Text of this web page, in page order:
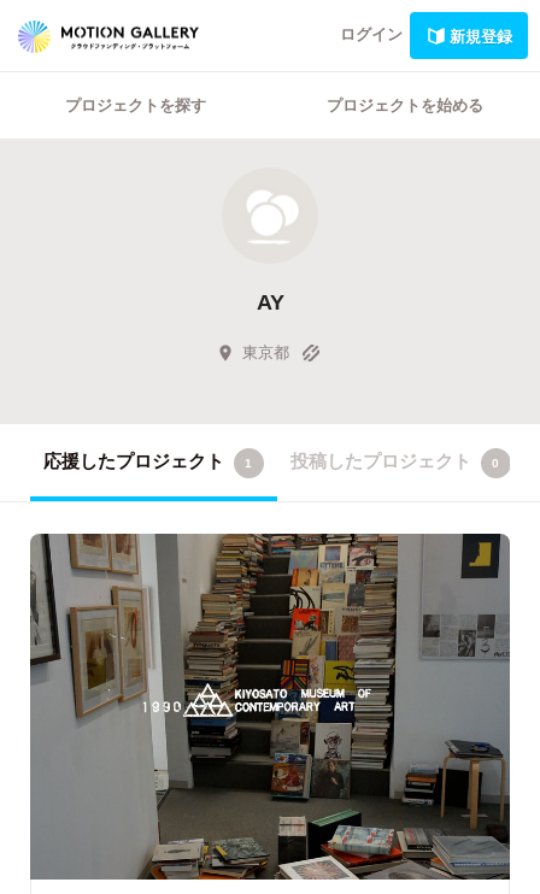
ログイン 新規登録
プロジェクトを探す プロジェクトを始める
AY
東京都
応援したプロジェクト 1 投稿したプロジェクト 0